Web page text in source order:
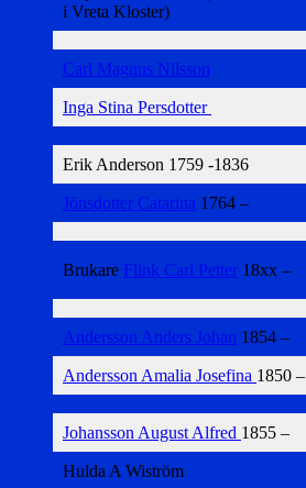
i Vreta Kloster)
Carl Magnus Nilsson
Inga Stina Persdotter
Erik Anderson 1759 -1836
Jönsdotter Catarina 1764 –
Brukare Flink Carl Petter 18xx –
Andersson Anders Johan 1854 –
Andersson Amalia Josefina 1850 –
Johansson August Alfred 1855 –
Hulda A Wiström